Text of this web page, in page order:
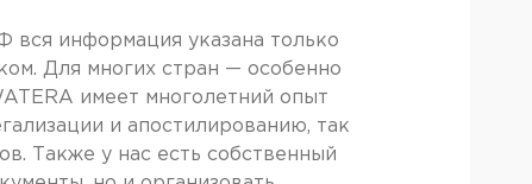
вся информация указана только
Для многих стран — особенно
имеет многолетний опыт
и апостилированию, так
Также у нас есть собственный